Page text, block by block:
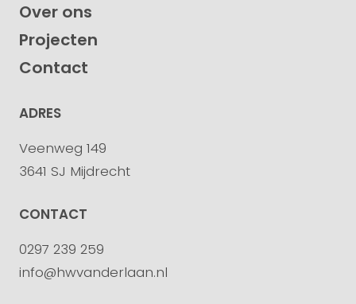
Over ons
Projecten
Contact
ADRES
Veenweg 149
3641 SJ Mijdrecht
CONTACT
0297 239 259
info@hwvanderlaan.nl